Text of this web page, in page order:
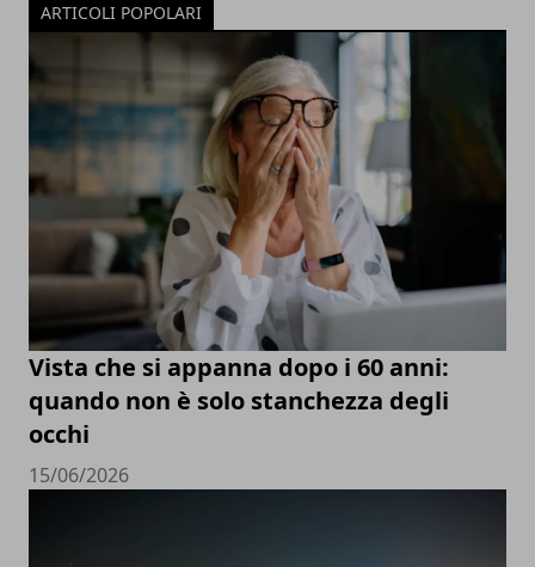
ARTICOLI POPOLARI
Vista che si appanna dopo i 60 anni:
quando non è solo stanchezza degli
occhi
15/06/2026